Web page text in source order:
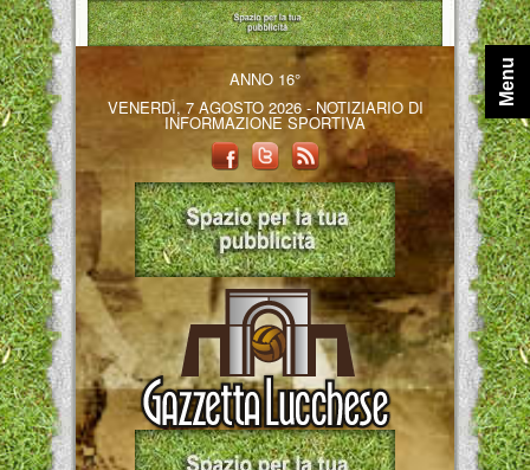
ANNO 16°
VENERDÌ, 7 AGOSTO 2026 - NOTIZIARIO DI
INFORMAZIONE SPORTIVA
Menu